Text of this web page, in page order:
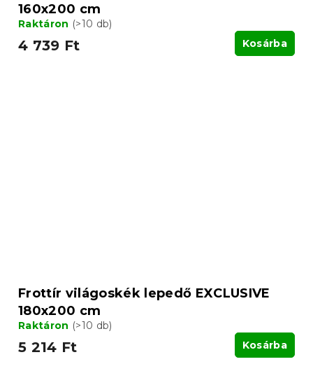
160x200 cm
Raktáron (>10 db)
4 739 Ft Kosárba
Frottír világoskék lepedő EXCLUSIVE
180x200 cm
Raktáron (>10 db)
5 214 Ft Kosárba